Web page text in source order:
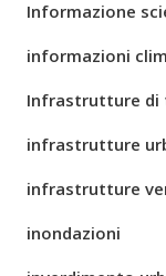
Informazione
informazioni
Infrastrutture di
infrastrutture
infrastrutture
inondazioni